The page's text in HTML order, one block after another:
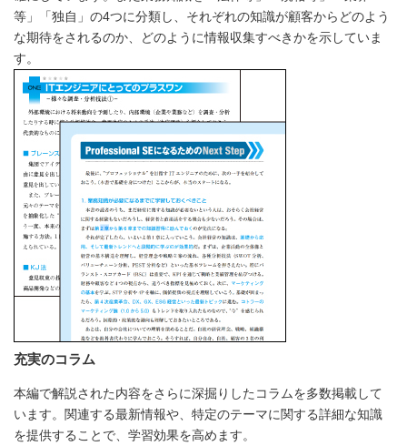
等」「独自」の4つに分類し、それぞれの知識が顧客からどのよう
な期待をされるのか、どのように情報収集すべきかを示していま
す。
充実のコラム
本編で解説された内容をさらに深掘りしたコラムを多数掲載して
います。関連する最新情報や、特定のテーマに関する詳細な知識
を提供することで、学習効果を高めます。